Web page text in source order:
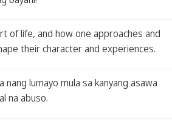
of life, and how one approaches and
their character and experiences.
nang lumayo mula sa kanyang asawa
na abuso.